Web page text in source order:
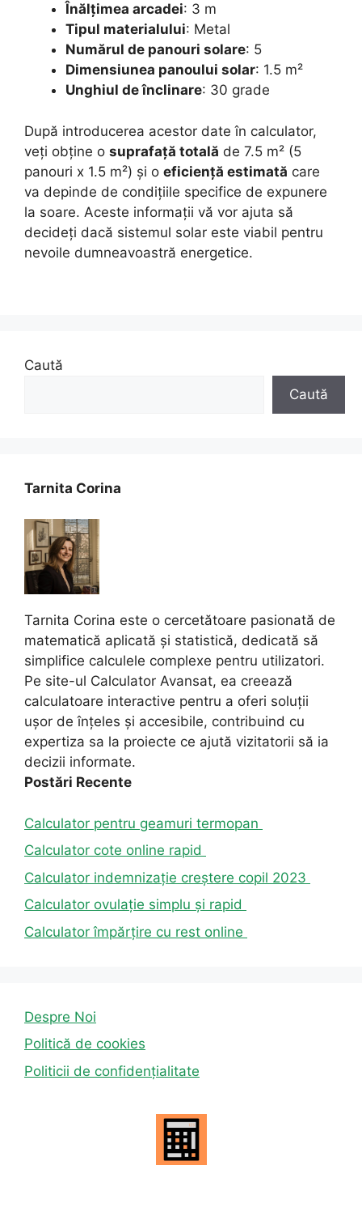
Înălțimea arcadei: 3 m
Tipul materialului: Metal
Numărul de panouri solare: 5
Dimensiunea panoului solar: 1.5 m²
Unghiul de înclinare: 30 grade
După introducerea acestor date în calculator,
veți obține o suprafață totală de 7.5 m² (5
panouri x 1.5 m²) și o eficiență estimată care
va depinde de condițiile specifice de expunere
la soare. Aceste informații vă vor ajuta să
decideți dacă sistemul solar este viabil pentru
nevoile dumneavoastră energetice.
Caută
Caută
Tarnita Corina
Tarnita Corina este o cercetătoare pasionată de
matematică aplicată și statistică, dedicată să
simplifice calculele complexe pentru utilizatori.
Pe site-ul Calculator Avansat, ea creează
calculatoare interactive pentru a oferi soluții
ușor de înțeles și accesibile, contribuind cu
expertiza sa la proiecte ce ajută vizitatorii să ia
decizii informate.
Postări Recente
Calculator pentru geamuri termopan
Calculator cote online rapid
Calculator indemnizație creștere copil 2023
Calculator ovulație simplu și rapid
Calculator împărțire cu rest online
Despre Noi
Politică de cookies
Politicii de confidențialitate